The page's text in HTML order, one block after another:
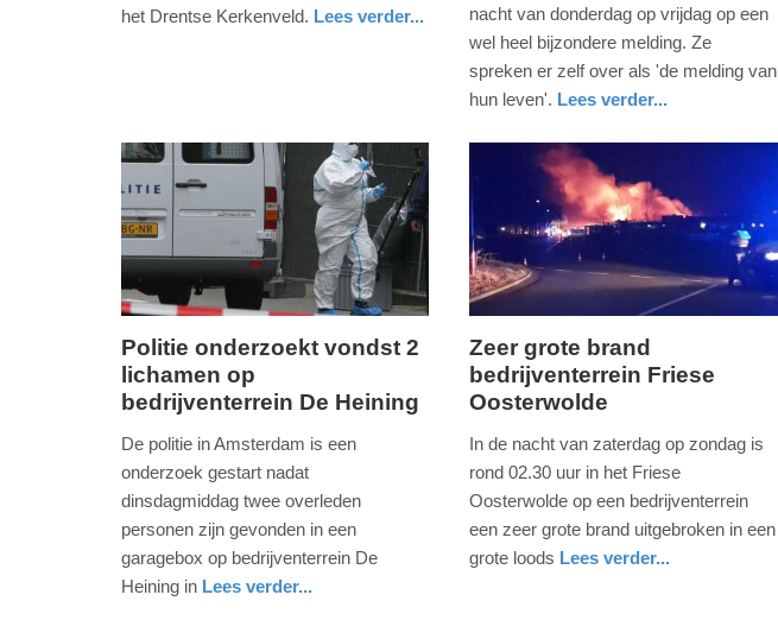
04-
het Drentse Kerkenveld. Lees verder...
14:58
Update:
04-
09:10
nacht van donderdag op vrijdag op een
wel heel bijzondere melding. Ze
spreken er zelf over als 'de melding van
hun leven'. Lees verder...
dinsdag,
12.
2021
Update:
Politie onderzoekt vondst 2
lichamen op
bedrijventerrein De Heining
De politie in Amsterdam is een
onderzoek gestart nadat
dinsdagmiddag twee overleden
personen zijn gevonden in een
garagebox op bedrijventerrein De
Heining in Lees verder...
zondag,
1.
Update:
Zeer grote brand
bedrijventerrein Friese
Oosterwolde
In de nacht van zaterdag op zondag is
rond 02.30 uur in het Friese
Oosterwolde op een bedrijventerrein
een zeer grote brand uitgebroken in een
grote loods Lees verder...